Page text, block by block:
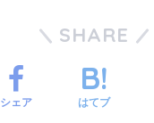
SHARE
シェア はてブ